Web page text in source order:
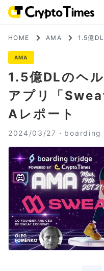
HOME AMA
1.5億
AMA
1.5億DLのヘ
アプリ「
Aレポート
2024/03/27・ boarding